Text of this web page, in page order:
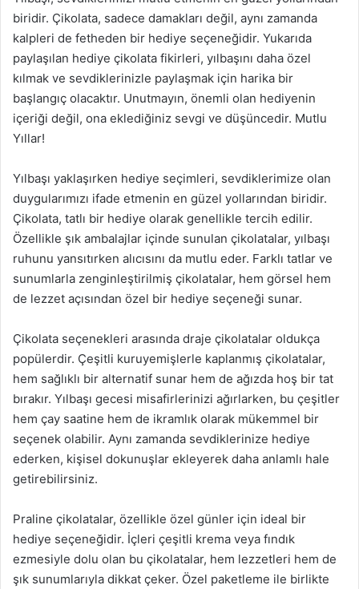
biridir. Çikolata, sadece damakları değil, aynı zamanda
kalpleri de fetheden bir hediye seçeneğidir. Yukarıda
paylaşılan hediye çikolata fikirleri, yılbaşını daha özel
kılmak ve sevdiklerinizle paylaşmak için harika bir
başlangıç olacaktır. Unutmayın, önemli olan hediyenin
içeriği değil, ona eklediğiniz sevgi ve düşüncedir. Mutlu
Yıllar!
Yılbaşı yaklaşırken hediye seçimleri, sevdiklerimize olan
duygularımızı ifade etmenin en güzel yollarından biridir.
Çikolata, tatlı bir hediye olarak genellikle tercih edilir.
Özellikle şık ambalajlar içinde sunulan çikolatalar, yılbaşı
ruhunu yansıtırken alıcısını da mutlu eder. Farklı tatlar ve
sunumlarla zenginleştirilmiş çikolatalar, hem görsel hem
de lezzet açısından özel bir hediye seçeneği sunar.
Çikolata seçenekleri arasında draje çikolatalar oldukça
popülerdir. Çeşitli kuruyemişlerle kaplanmış çikolatalar,
hem sağlıklı bir alternatif sunar hem de ağızda hoş bir tat
bırakır. Yılbaşı gecesi misafirlerinizi ağırlarken, bu çeşitler
hem çay saatine hem de ikramlık olarak mükemmel bir
seçenek olabilir. Aynı zamanda sevdiklerinize hediye
ederken, kişisel dokunuşlar ekleyerek daha anlamlı hale
getirebilirsiniz.
Praline çikolatalar, özellikle özel günler için ideal bir
hediye seçeneğidir. İçleri çeşitli krema veya fındık
ezmesiyle dolu olan bu çikolatalar, hem lezzetleri hem de
şık sunumlarıyla dikkat çeker. Özel paketleme ile birlikte